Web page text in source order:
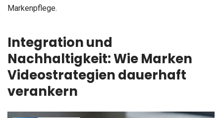
Markenpflege.
Integration und
Nachhaltigkeit: Wie Marken
Videostrategien dauerhaft
verankern